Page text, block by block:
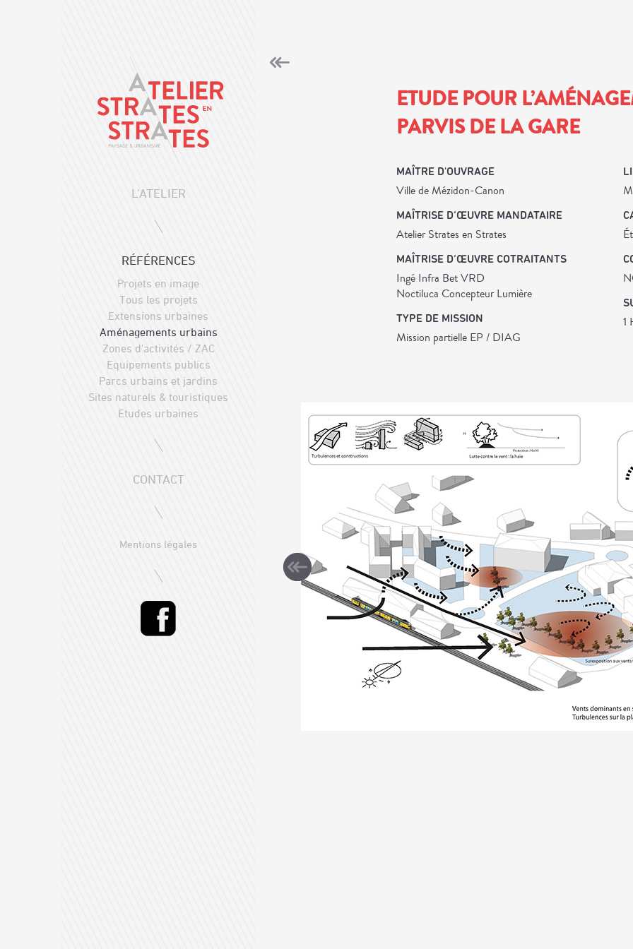
L'ATELIER
RÉFÉRENCES
Projets en image
Tous les projets
Extensions urbaines
Aménagements urbains
Zones d'activités / ZAC
Equipements publics
Parcs urbains et jardins
Sites naturels & touristiques
Etudes urbaines
CONTACT
Mentions légales
ETUDE POUR
PARVIS DE LA GARE
MAÎTRE D'OUVRAGE
Ville de Mézidon-Canon
MAÎTRISE D’ŒUVRE MANDATAIRE
Atelier Strates en Strates
MAÎTRISE D’ŒUVRE COTRAITANTS
Ingé Infra Bet VRD
Noctiluca Concepteur Lumière
TYPE DE MISSION
Mission partielle EP / DIAG
1